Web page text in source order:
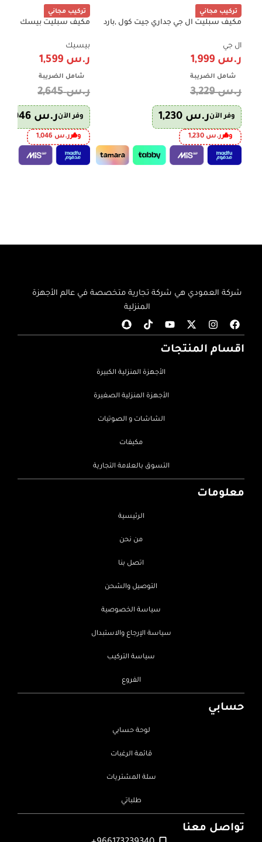
تركيب مجاني
-38%
مكيف سبليت ال جي جداري جيت كول ,بارد
ذاتي, مؤقت 24 ساعة, ريش ذهبية
ال جي
ر.س
شامل الضريبة
ر.س3,229
وفر الآنر.س
وفرر.س 1,230
تركيب مجاني
-40%
50/60 هرتز BSACQ-FI12CB
بيسيك
ر.س
شامل الضريبة
ر.س2,645
وفر الآنر.س
وفرر.س
شركة العمودي هي شركة تجارية متخصصة في عالم الأجهزة
المنزلية
اقسام المنتجات
الأجهزة المنزلية الكبيرة
الأجهزة المنزلية الصغيرة
الشاشات و الصوتيات
مكيفات
التسوق بالعلامة التجارية
معلومات
الرئيسية
من نحن
اتصل بنا
التوصيل والشحن
سياسة الخصوصية
سياسة الإرجاع والاستبدال
سياسة التركيب
الفروع
حسابي
لوحة حسابي
قائمة الرغبات
سلة المشتريات
طلباتي
تواصل معنا